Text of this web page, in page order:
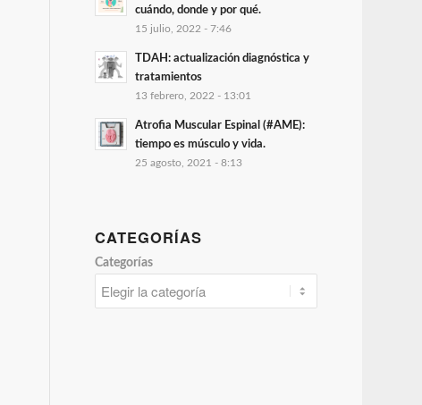
cuándo, donde y por qué.
15 julio, 2022 - 7:46
TDAH: actualización diagnóstica y
tratamientos
13 febrero, 2022 - 13:01
Atrofia Muscular Espinal (#AME):
tiempo es músculo y vida.
25 agosto, 2021 - 8:13
CATEGORÍAS
Categorías